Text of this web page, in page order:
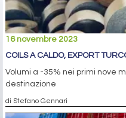
16 novembre 2023
COILS A CALDO, EXPORT
Volumi a -35% nei primi nove
destinazione
di Stefano Gennari